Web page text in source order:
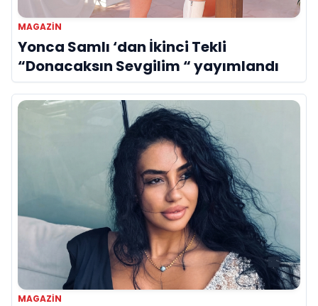
MAGAZIN
Yonca Samlı ‘dan İkinci Tekli
“Donacaksın Sevgilim “ yayımlandı
MAGAZIN